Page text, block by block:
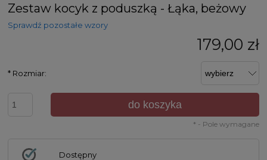
Zestaw kocyk z poduszką - Łąka, beżowy
Sprawdź pozostałe wzory
179,00 zł
* Rozmiar:
do koszyka
* - Pole wymagane
Dostępny